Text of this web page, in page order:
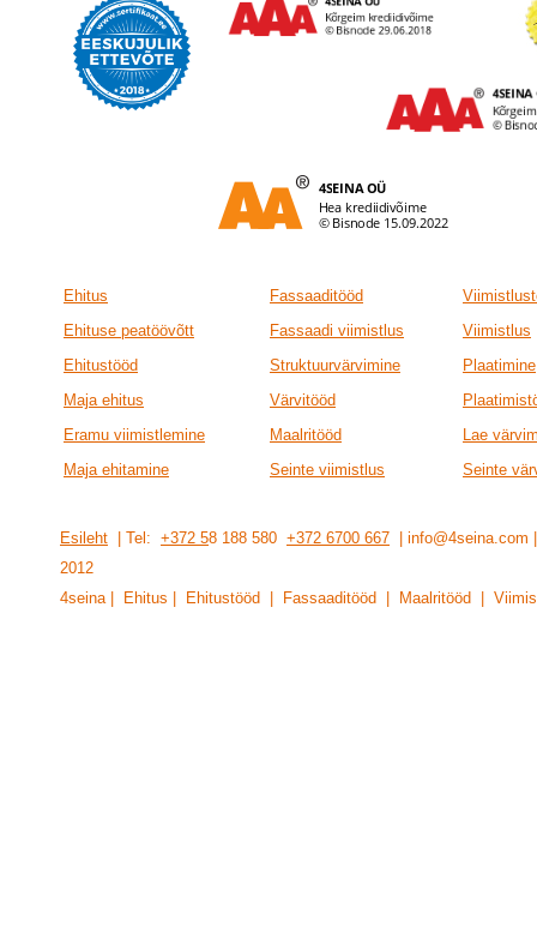
Ehitus Fassaaditööd
Ehituse peatöövõtt
Fassaadi viimistlus
Viimistlus
Ehitustööd
Struktuurvärvimine
Plaatimine
Maja ehitus
Värvitööd
Eramu viimistlemine
Maalritööd
Lae
Maja ehitamine
Seinte viimistlus Seinte
Esileht | Tel: +372 58 188 580 +372 6700 667 |
201 2
4seina | Ehitus | Ehitustööd | Fassaaditööd | Maalritööd |